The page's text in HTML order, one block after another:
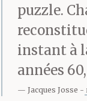
dorent
façade
puzzle.
instant à
années
Jacques Josse